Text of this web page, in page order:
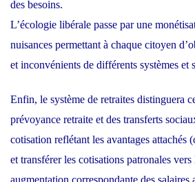
des besoins.
L’écologie libérale passe par une
nuisances permettant à chaque citoyen
et inconvénients de différents systèmes et
Enfin, le système de retraites distinguera
prévoyance retraite et des transferts
cotisation reflétant les avantages attachés
et transférer les cotisations patronales vers